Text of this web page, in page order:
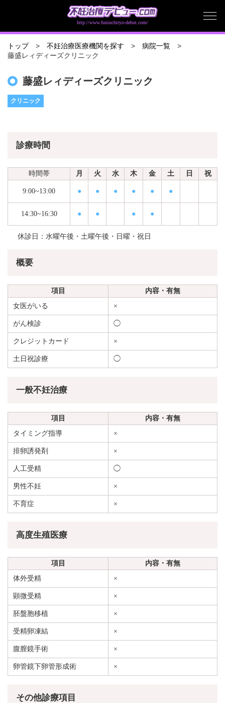
http://www.funinchiryo-debut.com/
トップ 不妊治療医療機関を探す 病院一覧
藤盛レィディーズクリニック
藤盛レィディーズクリニック
クリニック
診療時間
時間帯 月 火 水 木 金 土 日 祝
9:00~13:00 ● ● ● ● ● ●
14:30~16:30 ● ● ● ●
休診日：水曜午後・土曜午後・日曜・祝日
概要
項目
内容・有無
女医がいる
×
がん検診 ◯
クレジットカード ×
土日祝診療 ◯
一般不妊治療
項目
内容・有無
タイミング指導
×
排卵誘発剤 ×
人工受精 ◯
男性不妊 ×
不育症 ×
高度生殖医療
項目
内容・有無
体外受精
×
顕微受精 ×
胚盤胞移植 ×
受精卵凍結 ×
腹膣鏡手術 ×
卵管鏡下卵管形成術 ×
その他診療項目